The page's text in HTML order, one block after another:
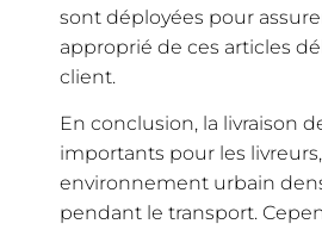
sont déployées pour
approprié de ces articles
client.
En conclusion, la livraison
importants pour les
environnement urbain
pendant le transport.